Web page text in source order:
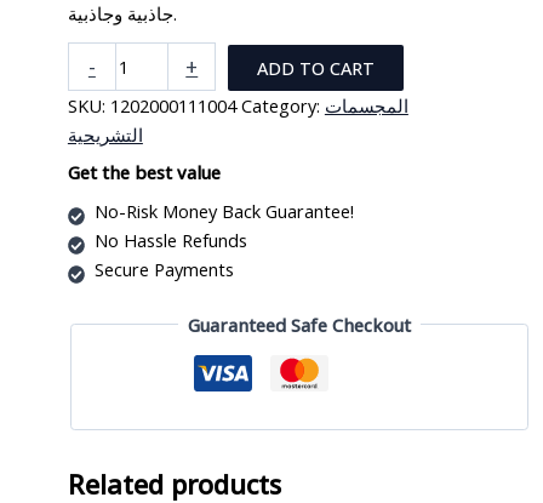
جاذبية وجاذبية.
-
الجهاز
العصبي
للانسان
على
لوحة
هندي
quantity
+
ADD TO CART
SKU: 1202000111004 Category: المجسمات
التشريحية
Get the best value
No-Risk Money Back Guarantee!
No Hassle Refunds
Secure Payments
Guaranteed Safe Checkout
Related products